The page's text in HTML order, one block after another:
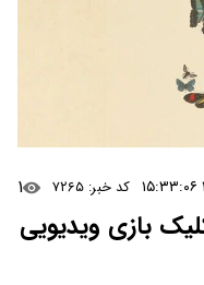
کد خبر: ۷۲۶۵ ۱
بازی ویدیویی